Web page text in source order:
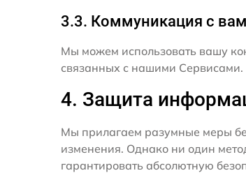
3.3. Коммуникация с
Мы можем использовать вашу
связанных с нашими Сервисами.
4. Защита
Мы прилагаем разумные меры
изменения. Однако ни один
гарантировать абсолютную